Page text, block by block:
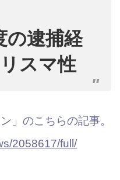
の逮捕経
スマ性
」のこちらの記事。
2058617/full/